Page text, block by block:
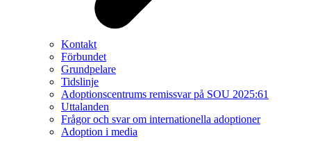
Kontakt
Förbundet
Grundpelare
Tidslinje
Adoptionscentrums remissvar på SOU 2025:61
Uttalanden
Frågor och svar om internationella adoptioner
Adoption i media